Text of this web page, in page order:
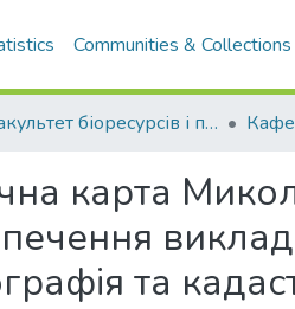
Communities & Collections
Факультет біоресурсів і природокористування
карта
та